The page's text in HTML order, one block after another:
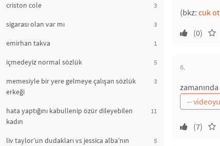
criston cole 3
sigarası olan var mı 3
emirhan takva 1
içmedeyiz normal sözlük 5
memesiyle bir yere gelmeye çalışan sözlük
erkeği
3
hata yaptığını kabullenip özür dileyebilen
kadın
11
liv taylor’un dudakları vs jessica alba’nın
5
(bkz: cuk
(0)
6.
(7)